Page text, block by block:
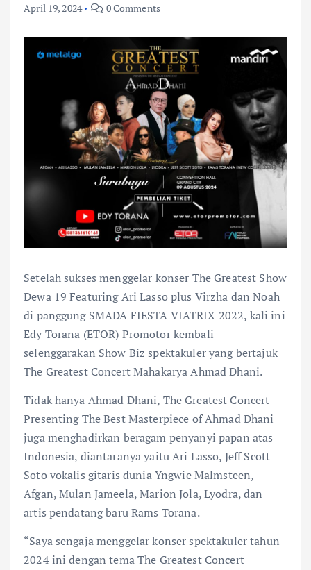
April 19, 2024
0 Comments
Setelah sukses menggelar konser The Greatest Show
Dewa 19 Featuring Ari Lasso plus Virzha dan Noah
di panggung SMADA FIESTA VIATRIX 2022, kali ini
Edy Torana (ETOR) Promotor kembali
selenggarakan Show Biz spektakuler yang bertajuk
The Greatest Concert Mahakarya Ahmad Dhani.
Tidak hanya Ahmad Dhani, The Greatest Concert
Presenting The Best Masterpiece of Ahmad Dhani
juga menghadirkan beragam penyanyi papan atas
Indonesia, diantaranya yaitu Ari Lasso, Jeff Scott
Soto vokalis gitaris dunia Yngwie Malmsteen,
Afgan, Mulan Jameela, Marion Jola, Lyodra, dan
artis pendatang baru Rams Torana.
“Saya sengaja menggelar konser spektakuler tahun
2024 ini dengan tema The Greatest Concert